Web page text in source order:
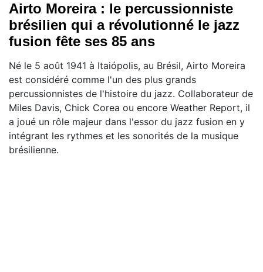
Airto Moreira : le percussionniste
brésilien qui a révolutionné le jazz
fusion fête ses 85 ans
Né le 5 août 1941 à Itaiópolis, au Brésil, Airto Moreira
est considéré comme l'un des plus grands
percussionnistes de l'histoire du jazz. Collaborateur de
Miles Davis, Chick Corea ou encore Weather Report, il
a joué un rôle majeur dans l'essor du jazz fusion en y
intégrant les rythmes et les sonorités de la musique
brésilienne.